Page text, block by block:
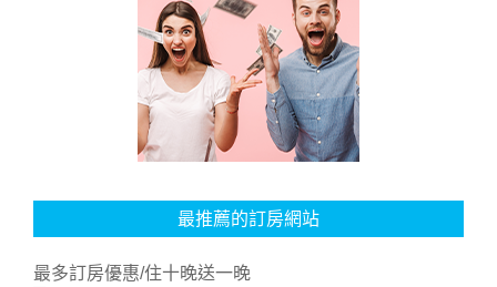
最推薦的訂房網站
最多訂房優惠/住十晚送一晚